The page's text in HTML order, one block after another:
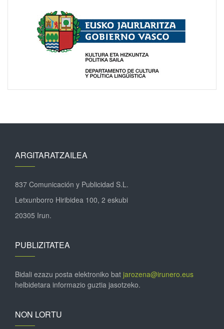
ARGITARATZAILEA
837 Comunicación y Publicidad S.L.
Letxunborro Hiribidea 100, 2 eskubi
20305 Irun.
PUBLIZITATEA
Bidali ezazu posta elektroniko bat jarozena@irunero.eus
helbidetara informazio guztia jasotzeko.
NON LORTU